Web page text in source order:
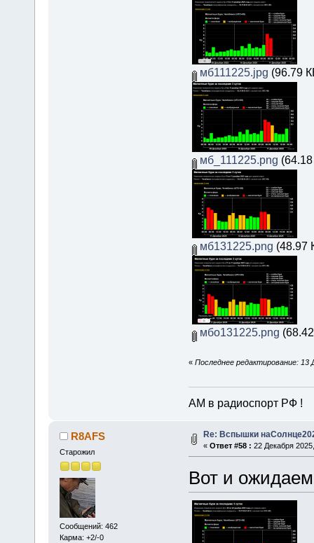
мб111225.jpg (96.79
мб_111225.png
мб131225.png (48.97
мбо131225.png
« Последнее редактирование: 13
АМ в радиоспорт РФ !
R8AFS
Старожил
Сообщений: 462
Карма: +2/-0
Re: Вспышки
« Ответ #58 : 22 Декабря
Вот и